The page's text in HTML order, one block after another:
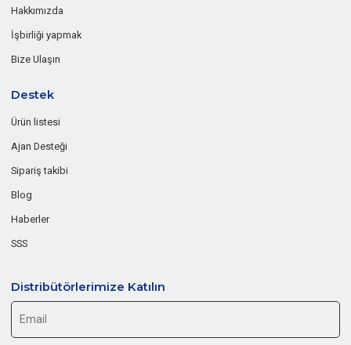
Hakkımızda
İşbirliği yapmak
Bize Ulaşın
Destek
Ürün listesi
Ajan Desteği
Sipariş takibi
Blog
Haberler
SSS
Distribütörlerimize Katılın